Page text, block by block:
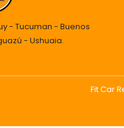
- Tucuman - Buenos
- Ushuaia.
Fit Car